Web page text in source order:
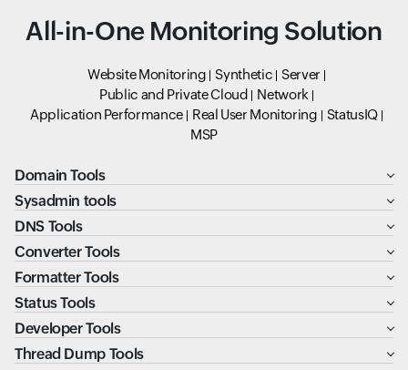
All-in-One Monitoring Solution
Website Monitoring Synthetic
Server
Public and Private Cloud
Network
Application Performance
Real User Monitoring
StatusIQ
MSP
Domain Tools
Sysadmin tools
DNS Tools
Converter Tools
Formatter Tools
Status Tools
Developer Tools
Thread Dump Tools